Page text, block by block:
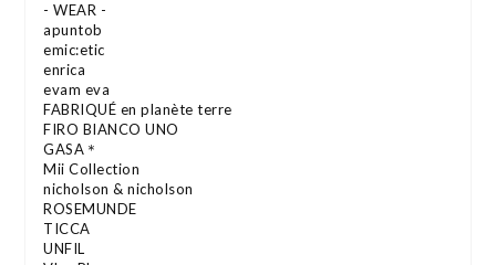
- WEAR -
apuntob
emic:etic
enrica
evam eva
FABRIQUÉ en planète terre
FIRO BIANCO UNO
GASA＊
Mii Collection
nicholson & nicholson
ROSEMUNDE
TICCA
UNFIL